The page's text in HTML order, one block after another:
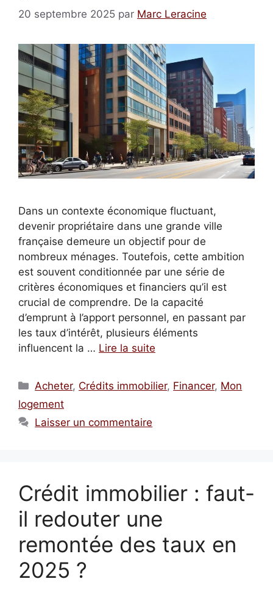
20 septembre 2025 par Marc Leracine
Dans un contexte économique fluctuant,
devenir propriétaire dans une grande ville
française demeure un objectif pour de
nombreux ménages. Toutefois, cette ambition
est souvent conditionnée par une série de
critères économiques et financiers qu’il est
crucial de comprendre. De la capacité
d’emprunt à l’apport personnel, en passant par
les taux d’intérêt, plusieurs éléments
influencent la … Lire la suite
Catégories
Acheter, Crédits immobilier, Financer, Mon
logement
Laisser un commentaire
Crédit immobilier : faut-
il redouter une
remontée des taux en
2025 ?